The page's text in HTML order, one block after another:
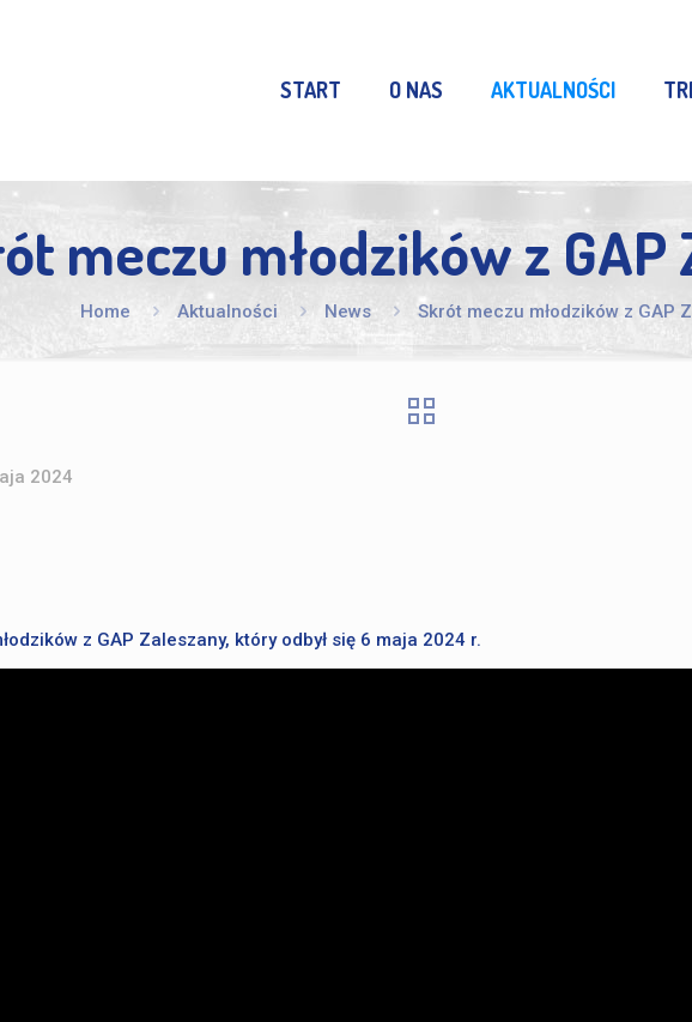
START O NAS AKTUALNOŚCI
meczu młodzików z GAP
Home Aktualności News Skrót meczu młodzików z GAP
2024
z GAP Zaleszany, który odbył się 6 maja 2024 r.